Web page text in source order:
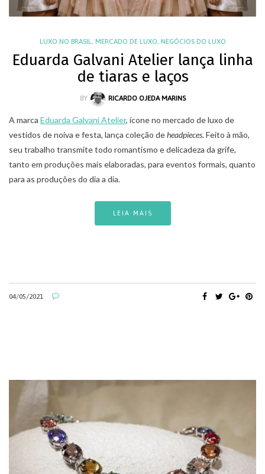
LUXO NO BRASIL, MERCADO DE LUXO, NEGÓCIOS DO LUXO
Eduarda Galvani Atelier lança linha
de tiaras e laços
BY RICARDO OJEDA MARINS
A marca Eduarda Galvani Atelier, ícone no mercado de luxo de
vestidos de noiva e festa, lança coleção deheadpieces. Feito à mão,
seu trabalho transmite todo romantismo e delicadeza da grife,
tanto em produções mais elaboradas, para eventos formais, quanto
para as produções do dia a dia.
LEIA MAIS
04/05/2021